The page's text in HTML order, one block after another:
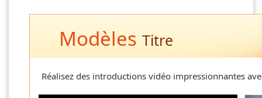
Modèles Titre
Réalisez des introductions vidéo impressionnantes